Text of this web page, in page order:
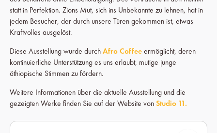
statt in Perfektion. Zions Mut, sich ins Unbekannte zu lehnen, hat in
jedem Besucher, der durch unsere Türen gekommen ist, etwas
Kraftvolles ausgelöst.
Diese Ausstellung wurde durch Afro Coffee ermöglicht, deren
kontinuierliche Unterstützung es uns erlaubt, mutige junge
äthiopische Stimmen zu fördern.
Weitere Informationen über die aktuelle Ausstellung und die
gezeigten Werke finden Sie auf der Website von Studio 11.
Produktgalerie überspringen